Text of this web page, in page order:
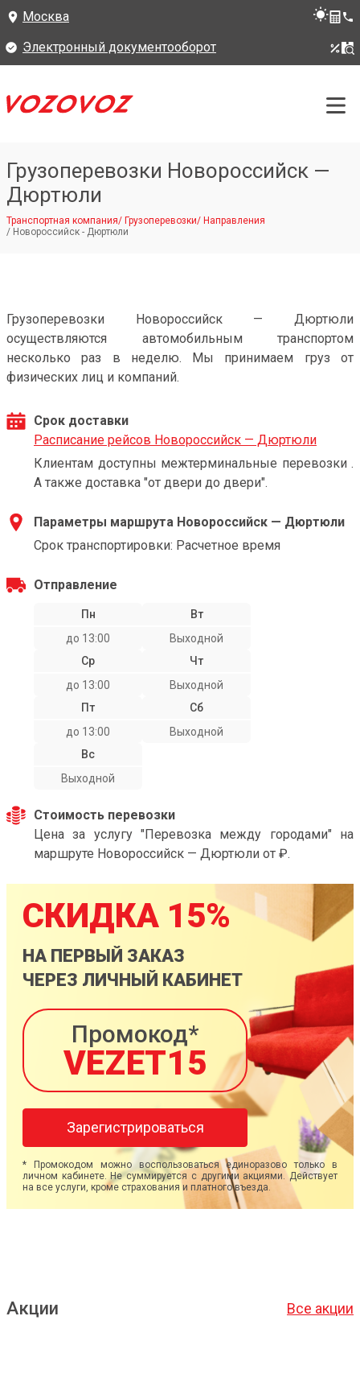
Москва
Электронный документооборот
Грузоперевозки Новороссийск —
Дюртюли
Транспортная компания/ Грузоперевозки/ Направления
/ Новороссийск - Дюртюли
Грузоперевозки Новороссийск — Дюртюли
осуществляются автомобильным транспортом
несколько раз в неделю. Мы принимаем груз от
физических лиц и компаний.
Срок доставки
Расписание рейсов Новороссийск — Дюртюли
Клиентам доступны межтерминальные перевозки .
А также доставка "от двери до двери".
Параметры маршрута Новороссийск — Дюртюли
Срок транспортировки: Расчетное время
Отправление
Пн
до 13:00
Вт
Выходной
Ср
до 13:00
Чт
Выходной
Пт
до 13:00
Сб
Выходной
Вс
Выходной
Стоимость перевозки
Цена за услугу "Перевозка между городами" на
маршруте Новороссийск — Дюртюли от ₽.
СКИДКА 15%
НА ПЕРВЫЙ ЗАКАЗ
ЧЕРЕЗ ЛИЧНЫЙ КАБИНЕТ
Промокод*
VEZET15
Зарегистрироваться
* Промокодом можно воспользоваться единоразово только в
личном кабинете. Не суммируется с другими акциями. Действует
на все услуги, кроме страхования и платного въезда.
Акции Все акции